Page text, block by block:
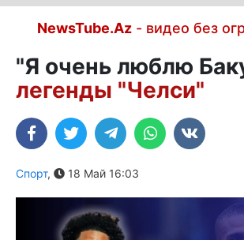
NewsTube.Az- видео без
"Я очень люблю
легенды "Челси"
Спорт, 18 Май 16:03